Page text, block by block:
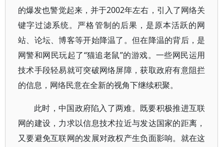
的爆发也警觉起来，并于2002年左右，引入了网络关
键字过滤系统。严格管制的后果，是原本活跃的网
站、论坛、博客等开始降温了。但在降温的背后，是
网警和网民玩起了“猫追老鼠”的游戏。一些网民运用
技术手段轻易就可突破网络屏障，获取政府有意阻拦
的信息，网络民意在全新的视角下继续积聚。
此时，中国政府陷入了两难。既要积极推进互联
网的建设，力求以信息技术拉近与发达国家的距离，
又要避免互联网的发展对政权产生负面影响。就在这